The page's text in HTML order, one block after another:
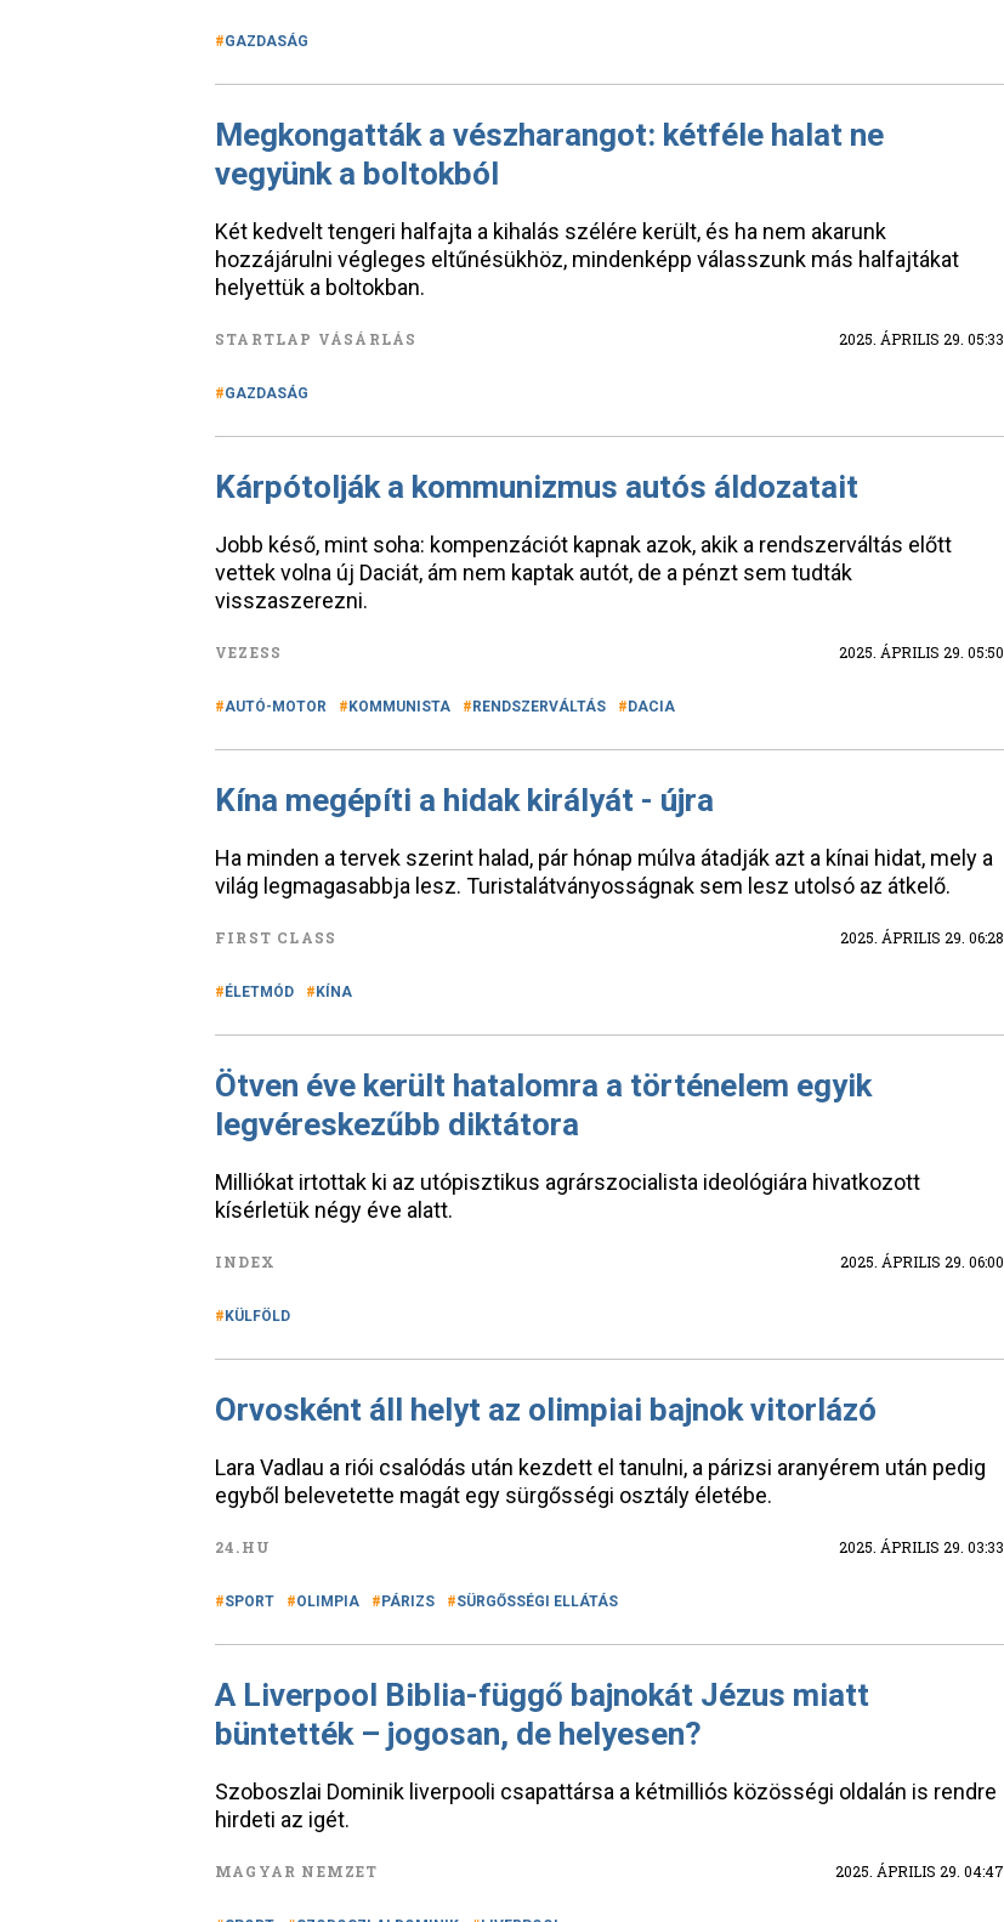
GAZDASÁG
Megkongatták a vészharangot: kétféle halat ne
vegyünk a boltokból
Két kedvelt tengeri halfajta a kihalás szélére került, és ha nem akarunk
hozzájárulni végleges eltűnésükhöz, mindenképp válasszunk más halfajtákat
helyettük a boltokban.
STARTLAP VÁSÁRLÁS 2025. ÁPRILIS 29. 05:33
GAZDASÁG
Kárpótolják a kommunizmus autós áldozatait
Jobb késő, mint soha: kompenzációt kapnak azok, akik a rendszerváltás előtt
vettek volna új Daciát, ám nem kaptak autót, de a pénzt sem tudták
visszaszerezni.
VEZESS 2025. ÁPRILIS 29. 05:50
AUTÓ-MOTOR KOMMUNISTA RENDSZERVÁLTÁS DACIA
Kína megépíti a hidak királyát - újra
Ha minden a tervek szerint halad, pár hónap múlva átadják azt a kínai hidat, mely a
világ legmagasabbja lesz. Turistalátványosságnak sem lesz utolsó az átkelő.
FIRST CLASS 2025. ÁPRILIS 29. 06:28
ÉLETMÓD KÍNA
Ötven éve került hatalomra a történelem egyik
legvéreskezűbb diktátora
Milliókat irtottak ki az utópisztikus agrárszocialista ideológiára hivatkozott
kísérletük négy éve alatt.
INDEX 2025. ÁPRILIS 29. 06:00
KÜLFÖLD
Orvosként áll helyt az olimpiai bajnok vitorlázó
Lara Vadlau a riói csalódás után kezdett el tanulni, a párizsi aranyérem után pedig
egyből belevetette magát egy sürgősségi osztály életébe.
24.HU 2025. ÁPRILIS 29. 03:33
SPORT OLIMPIA PÁRIZS SÜRGŐSSÉGI ELLÁTÁS
A Liverpool Biblia-függő bajnokát Jézus miatt
büntették – jogosan, de helyesen?
Szoboszlai Dominik liverpooli csapattársa a kétmilliós közösségi oldalán is rendre
hirdeti az igét.
MAGYAR NEMZET 2025. ÁPRILIS 29. 04:47